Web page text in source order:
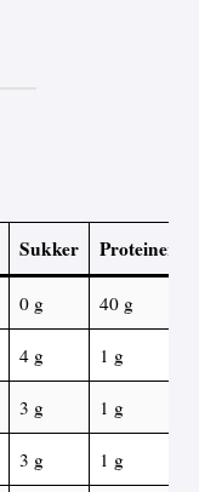
Sukker Proteiner
0 g 40 g
4 g 1 g
3 g 1 g
3 g 1 g